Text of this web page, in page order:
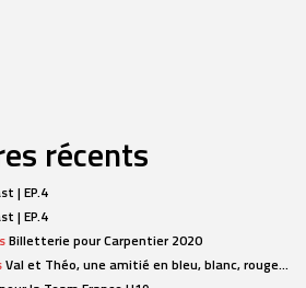
récents
| EP.4
| EP.4
Billetterie pour Carpentier 2020
Val et Théo, une amitié en bleu, blanc, rouge…